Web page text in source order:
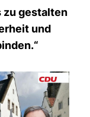
zu gestalten
und